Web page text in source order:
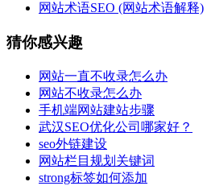
网站术语SEO (网站术语解释)
猜你感兴趣
网站一直不收录怎么办
网站不收录怎么办
手机端网站建站步骤
武汉SEO优化公司哪家好？
seo外链建设
网站栏目规划关键词
strong标签如何添加